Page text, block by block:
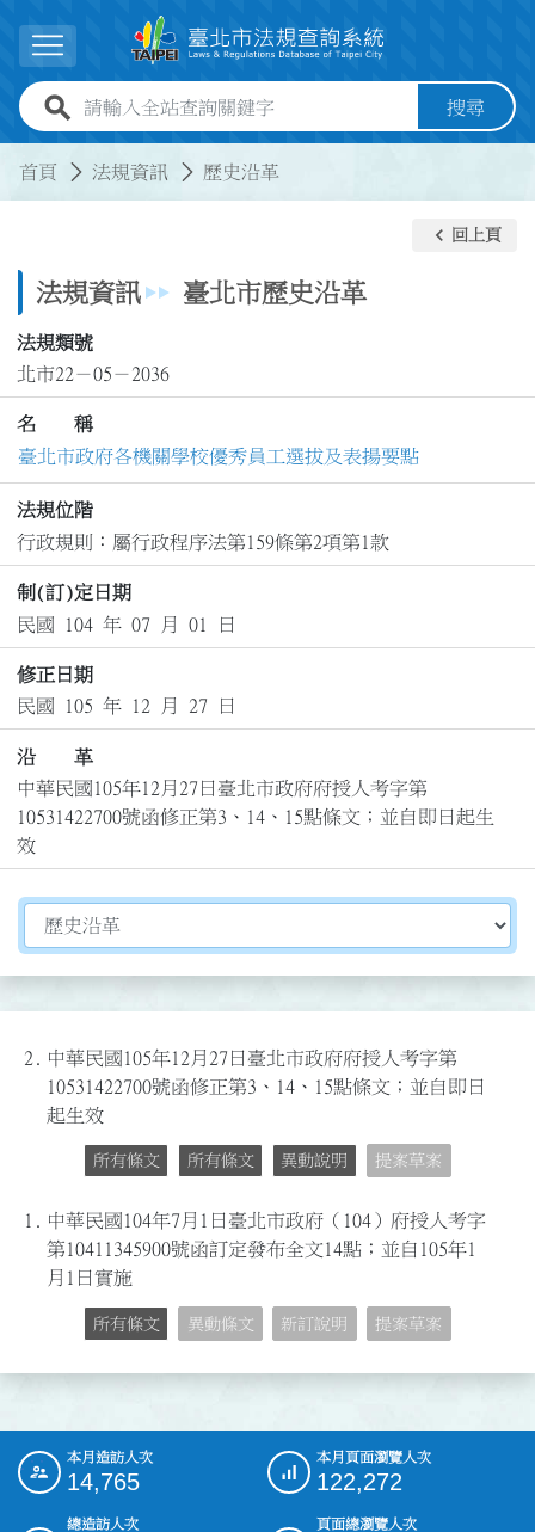
展開選單
全站查詢關鍵字欄位 搜尋
首頁 法規資訊 歷史沿革
法規資訊 臺北市歷史沿革
keyboard_arrow_left 回上頁
法規類號
北市22－05－2036
名 稱
臺北市政府各機關學校優秀員工選拔及表揚要點
法規位階
行政規則：屬行政程序法第159條第2項第1款
制(訂)定日期
民國 104 年 07 月 01 日
修正日期
民國 105 年 12 月 27 日
沿 革
中華民國105年12月27日臺北市政府府授人考字第
10531422700號函修正第3、14、15點條文；並自即日起生
效
切換選擇法規資訊內容
2.
中華民國105年12月27日臺北市政府府授人考字第
10531422700號函修正第3、14、15點條文；並自即日
起生效
所有條文 所有條文 異動說明 提案草案
1. 中華民國104年7月1日臺北市政府（104）府授人考字
第10411345900號函訂定發布全文14點；並自105年1
月1日實施
所有條文 異動條文 新訂說明 提案草案
::: 本月造訪人次
14,765
本月頁面瀏覽人次
122,272
總造訪人次
頁面總瀏覽人次